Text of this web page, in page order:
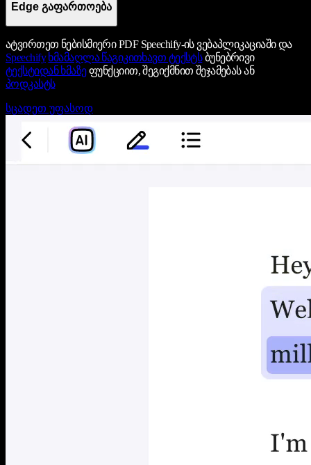
Edge გაფართოება
ატვირთეთ ნებისმიერი PDF Speechify-ის ვებაპლიკაციაში და
Speechify ხმამაღლა წაგიკითხავთ ტექსტსბუნებრივი
ტექსტიდან ხმაზეფუნქციით, შეგიქმნით შეჯამებას ან
პოდკასტს
სცადეთ უფასოდ